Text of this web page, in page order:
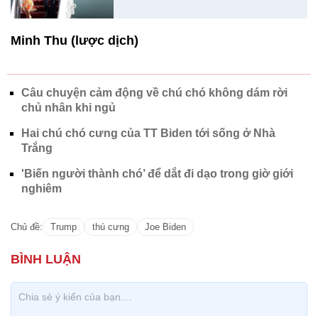
Minh Thu (lược dịch)
Câu chuyện cảm động về chú chó không dám rời
chủ nhân khi ngủ
Hai chú chó cưng của TT Biden tới sống ở Nhà
Trắng
'Biến người thành chó’ để dắt đi dạo trong giờ giới
nghiêm
Chủ đề: Trump thú cưng Joe Biden